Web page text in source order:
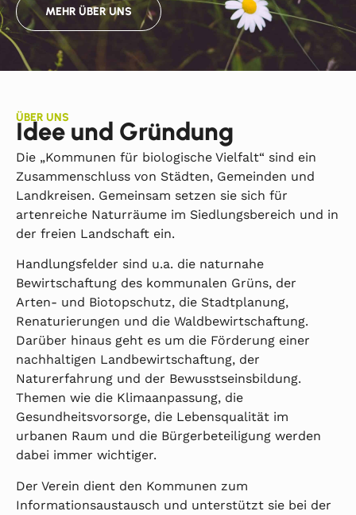
MEHR ÜBER UNS
ÜBER UNS
Idee und Gründung
Die „Kommunen für biologische Vielfalt“ sind ein
Zusammenschluss von Städten, Gemeinden und
Landkreisen. Gemeinsam setzen sie sich für
artenreiche Naturräume im Siedlungsbereich und in
der freien Landschaft ein.
Handlungsfelder sind u.a. die naturnahe
Bewirtschaftung des kommunalen Grüns, der
Arten- und Biotopschutz, die Stadtplanung,
Renaturierungen und die Waldbewirtschaftung.
Darüber hinaus geht es um die Förderung einer
nachhaltigen Landbewirtschaftung, der
Naturerfahrung und der Bewusstseinsbildung.
Themen wie die Klimaanpassung, die
Gesundheitsvorsorge, die Lebensqualität im
urbanen Raum und die Bürgerbeteiligung werden
dabei immer wichtiger.
Der Verein dient den Kommunen zum
Informationsaustausch und unterstützt sie bei der